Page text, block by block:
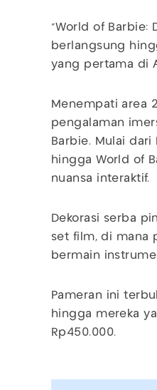
“World of Barbie:
berlangsung
yang pertama di
Menempati area
pengalaman
Barbie. Mulai dari
hingga World of
nuansa interaktif.
Dekorasi serba
set film, di mana
bermain
Pameran ini
hingga mereka
Rp450.000.